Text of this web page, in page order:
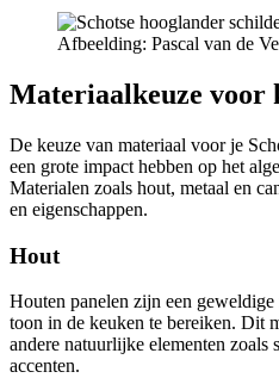
Afbeelding: Pascal van de
Materiaalkeuze voor
De keuze van materiaal voor je
een grote impact hebben op het
Materialen zoals hout, metaal en
en eigenschappen.
Hout
Houten panelen zijn een
toon in de keuken te bereiken. Dit
andere natuurlijke elementen zoals
accenten.